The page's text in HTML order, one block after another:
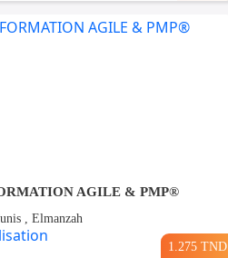
AGILE & PMP®
, Elmanzah
1.275 TND